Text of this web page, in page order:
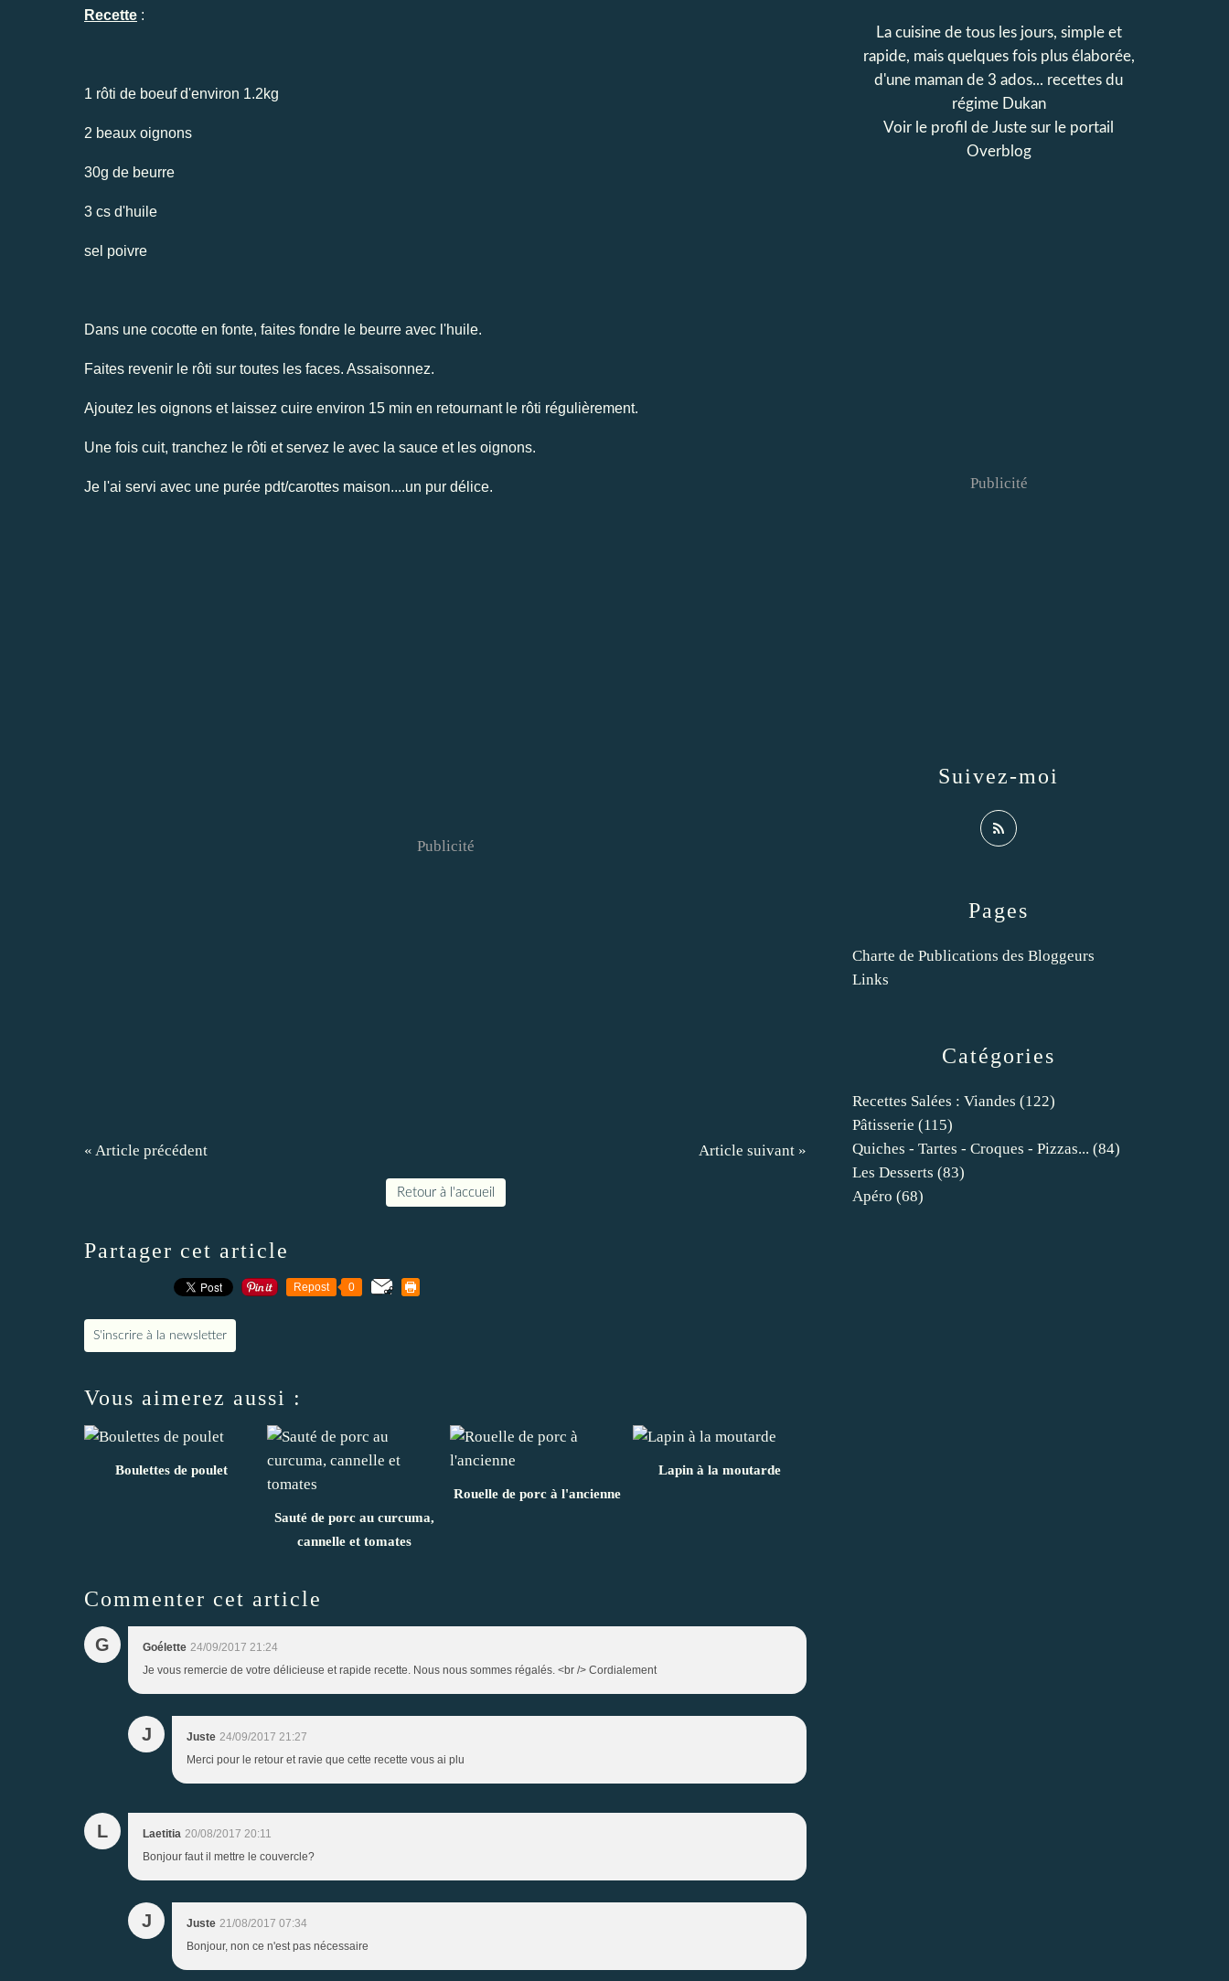
Recette :
1 rôti de boeuf d'environ 1.2kg
2 beaux oignons
30g de beurre
3 cs d'huile
sel poivre
Dans une cocotte en fonte, faites fondre le beurre avec l'huile.
Faites revenir le rôti sur toutes les faces. Assaisonnez.
Ajoutez les oignons et laissez cuire environ 15 min en retournant le rôti régulièrement.
Une fois cuit, tranchez le rôti et servez le avec la sauce et les oignons.
Je l'ai servi avec une purée pdt/carottes maison....un pur délice.
Publicité
« Article précédent Article suivant »
Retour à l'accueil
Partager cet article
Repost 0
S'inscrire à la newsletter
Vous aimerez aussi :
Boulettes de poulet
Sauté de porc au curcuma,
cannelle et tomates
Rouelle de porc à l'ancienne
Lapin à la moutarde
Commenter cet article
G Goélette 24/09/2017 21:24
Je vous remercie de votre délicieuse et rapide recette. Nous nous sommes régalés. <br /> Cordialement
J Juste 24/09/2017 21:27
Merci pour le retour et ravie que cette recette vous ai plu
L Laetitia 20/08/2017 20:11
Bonjour faut il mettre le couvercle?
J Juste 21/08/2017 07:34
Bonjour, non ce n'est pas nécessaire
Catégories
Recettes Salées : Viandes (122)
Pâtisserie (115)
Quiches - Tartes - Croques - Pizzas... (84)
Les Desserts (83)
Apéro (68)
Pages
Charte de Publications des Bloggeurs
Links
La cuisine de tous les jours, simple et
rapide, mais quelques fois plus élaborée,
d'une maman de 3 ados... recettes du
régime Dukan
Voir le profil de Juste sur le portail
Overblog
Suivez-moi
Publicité